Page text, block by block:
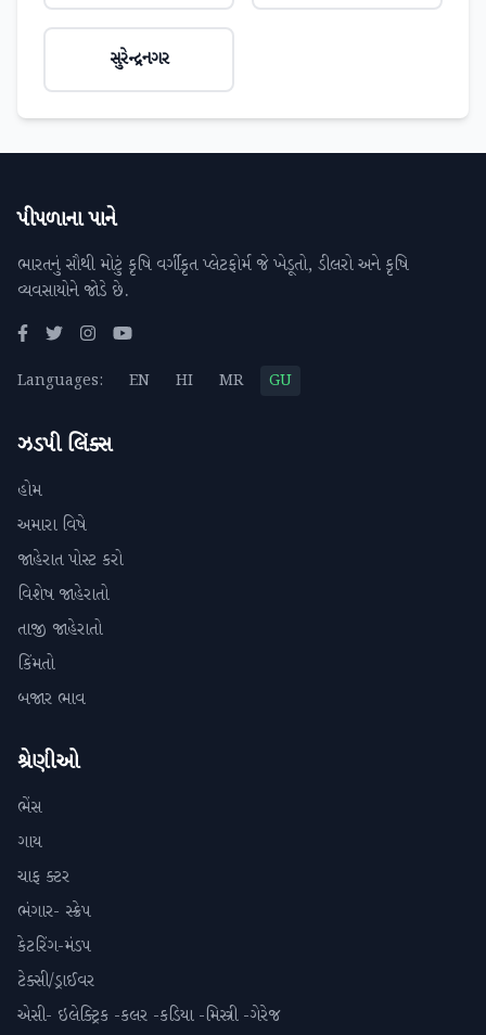
સુરેન્દ્રનગર
પીપળાના પાને
ભારતનું સૌથી મોટું કૃષિ વર્ગીકૃત પ્લેટફોર્મ જે ખેડૂતો, ડીલરો અને કૃષિ
વ્યવસાયોને જોડે છે.
Languages: EN HI MR GU
ઝડપી લિંક્સ
હોમ
અમારા વિષે
જાહેરાત પોસ્ટ કરો
વિશેષ જાહેરાતો
તાજી જાહેરાતો
કિંમતો
બજાર ભાવ
શ્રેણીઓ
ભેંસ
ગાય
ચાફ ક્ટર
ભંગાર- સ્ક્રેપ
કેટરિંગ-મંડપ
ટેક્સી/ડ્રાઈવર
એસી- ઇલેક્ટ્રિક -કલર -કડિયા -મિસ્ત્રી -ગેરેજ